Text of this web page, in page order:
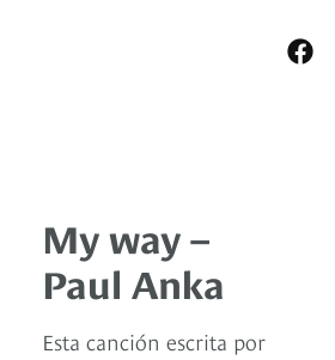
My way –
Paul Anka
Esta canción escrita por